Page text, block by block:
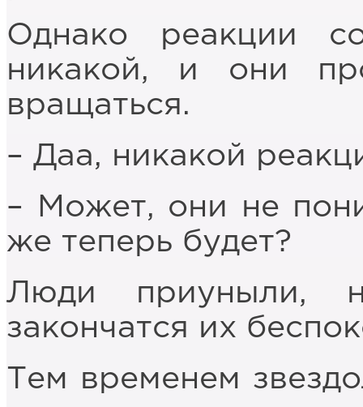
Однако реакции
никакой, и они
вращаться.
– Даа, никакой
– Может, они не
же теперь будет?
Люди приуныли,
закончатся их
Тем временем